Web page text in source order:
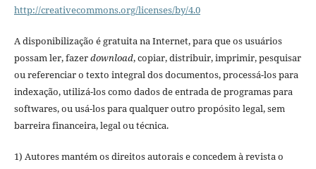
http://creativecommons.org/licenses/by/4.0
A disponibilização é gratuita na Internet, para que os usuários
possam ler, fazerdownload, copiar, distribuir, imprimir, pesquisar
ou referenciar o texto integral dos documentos, processá-los para
indexação, utilizá-los como dados de entrada de programas para
softwares, ou usá-los para qualquer outro propósito legal, sem
barreira financeira, legal ou técnica.
1) Autores mantém os direitos autorais e concedem à revista o